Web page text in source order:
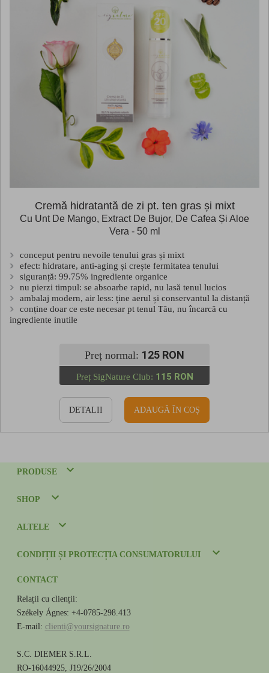
Cremă hidratantă de zi pt. ten gras și mixt
Cu Unt De Mango, Extract De Bujor, De Cafea Și Aloe
Vera - 50 ml
conceput pentru nevoile tenului gras și mixt
efect: hidratare, anti-aging și crește fermitatea tenului
siguranță: 99.75% ingrediente organice
nu pierzi timpul: se absoarbe rapid, nu lasă tenul lucios
ambalaj modern, air less: ține aerul și conservantul la distanță
conține doar ce este necesar pt tenul Tău, nu încarcă cu
ingrediente inutile
Preț normal: 125 RON
Preț SigNature Club: 115 RON
DETALII ADAUGĂ ÎN COȘ
PRODUSE
SHOP
ALTELE
CONDIȚII ȘI PROTECȚIA CONSUMATORULUI
CONTACT
Relații cu clienții:
Székely Ágnes: +4-0785-298.413
E-mail: clienti@yoursignature.ro
S.C. DIEMER S.R.L.
RO-16044925, J19/26/2004